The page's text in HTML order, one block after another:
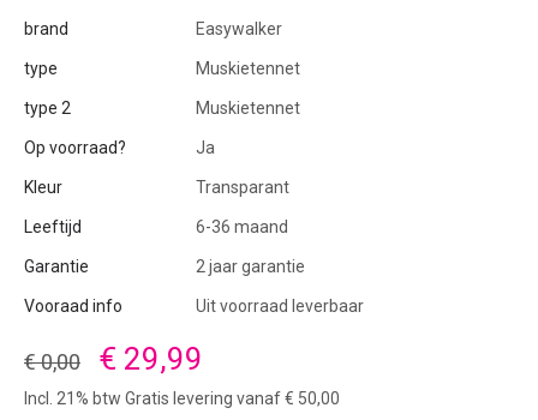
brand Easywalker
type Muskietennet
type 2 Muskietennet
Op voorraad? Ja
Kleur Transparant
Leeftijd 6-36 maand
Garantie 2 jaar garantie
Vooraad info Uit voorraad leverbaar
€ 0,00 € 29,99
Incl. 21% btw Gratis levering vanaf € 50,00